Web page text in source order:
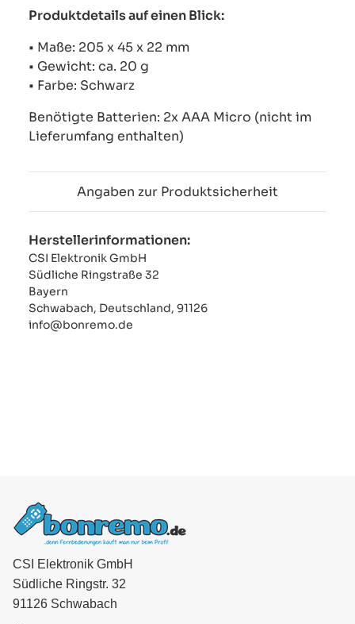
Produktdetails auf einen Blick:
• Maße: 205 x 45 x 22 mm
• Gewicht: ca. 20 g
• Farbe: Schwarz
Benötigte Batterien: 2x AAA Micro (nicht im
Lieferumfang enthalten)
Angaben zur Produktsicherheit
Herstellerinformationen:
CSI Elektronik GmbH
Südliche Ringstraße 32
Bayern
Schwabach, Deutschland, 91126
info@bonremo.de
CSI Elektronik GmbH
Südliche Ringstr. 32
91126 Schwabach